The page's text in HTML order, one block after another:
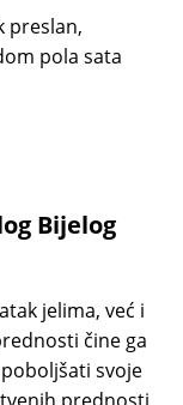
preslan,
pola sata
Bijelog
jelima, već i
čine ga
svoje